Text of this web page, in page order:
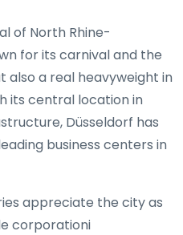
of North Rhine-
for its carnival and the
also a real heavyweight in
its central location in
Düsseldorf has
business centers in
appreciate the city as
corporationi